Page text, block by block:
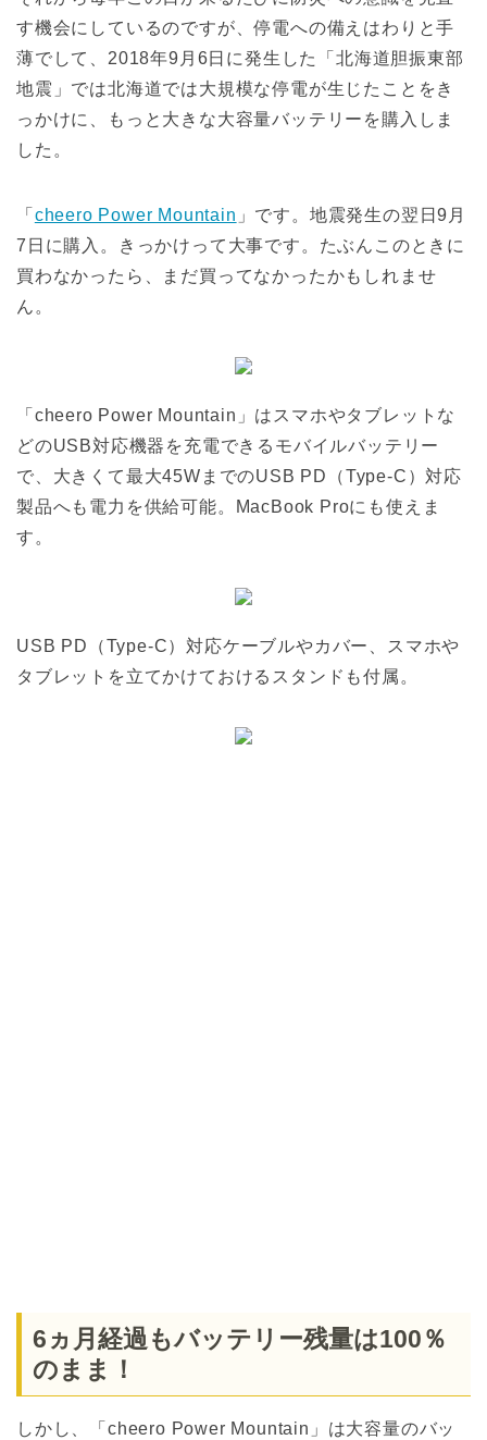
す機会にしているのですが、停電への備えはわりと手
薄でして、2018年9月6日に発生した「北海道胆振東部
地震」では北海道では大規模な停電が生じたことをき
っかけに、もっと大きな大容量バッテリーを購入しま
した。
「 cheero Power Mountain 」です。地震発生の翌日9月
7日に購入。きっかけって大事です。たぶんこのときに
買わなかったら、まだ買ってなかったかもしれませ
ん。
「cheero Power Mountain」はスマホやタブレットな
どのUSB対応機器を充電できるモバイルバッテリー
で、大きくて最大45WまでのUSB PD（Type-C）対応
製品へも電力を供給可能。MacBook Proにも使えま
す。
USB PD（Type-C）対応ケーブルやカバー、スマホや
タブレットを立てかけておけるスタンドも付属。
6ヵ月経過もバッテリー残量は100％
のまま！
しかし、「cheero Power Mountain」は大容量のバッ